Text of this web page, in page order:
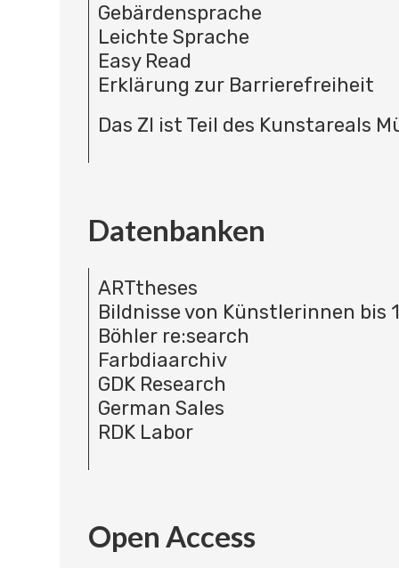
Gebärdensprache
Leichte Sprache
Easy Read
Erklärung zur Barrierefreiheit
Das ZI ist Teil des Kunstareals
Datenbanken
ARTtheses
Bildnisse von Künstlerinnen bis
Böhler re:search
Farbdiaarchiv
GDK Research
German Sales
RDK Labor
Open Access